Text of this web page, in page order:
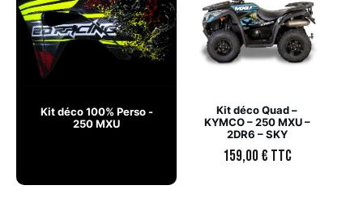
Kit déco 100% Perso -
250 MXU
Kit déco Quad –
KYMCO – 250 MXU –
2DR6 – SKY
159,00€ TTC